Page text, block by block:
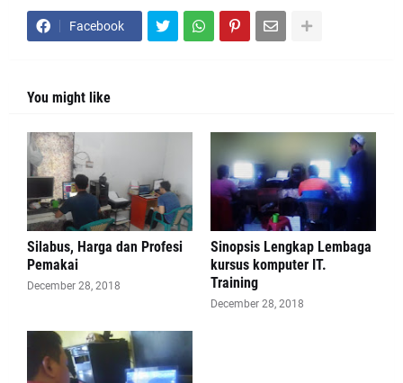
Facebook
You might like
Silabus, Harga dan Profesi
Pemakai
December 28, 2018
Sinopsis Lengkap Lembaga
kursus komputer IT.
Training
December 28, 2018